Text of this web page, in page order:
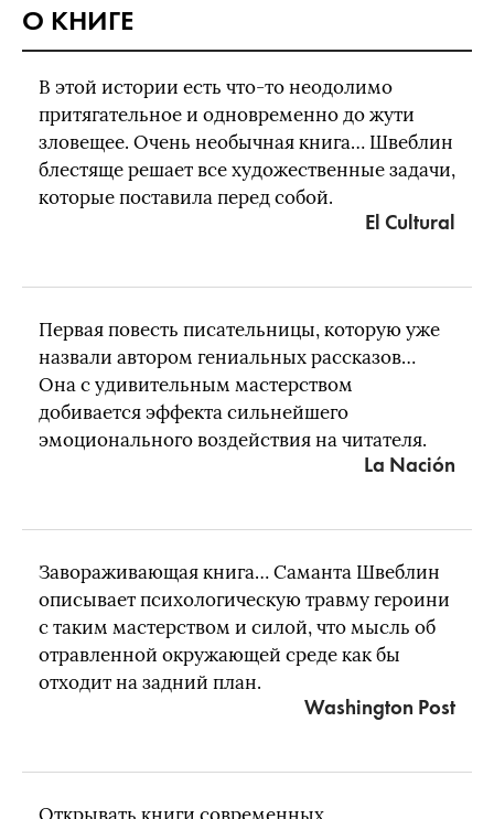
О КНИГЕ
В этой истории есть что-то неодолимо
притягательное и одновременно до жути
зловещее. Очень необычная книга… Швеблин
блестяще решает все художественные задачи,
которые поставила перед собой.
El Cultural​
Первая повесть писательницы, которую уже
назвали автором гениальных рассказов…
Она с удивительным мастерством
добивается эффекта сильнейшего
эмоционального воздействия на читателя.
La Nación​
Завораживающая книга… Саманта Швеблин
описывает психологическую травму героини
с таким мастерством и силой, что мысль об
отравленной окружающей среде как бы
отходит на задний план.
Washington Post​